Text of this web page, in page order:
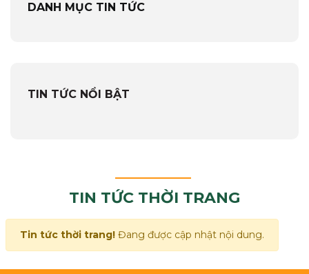
DANH MỤC TIN TỨC
TIN TỨC NỔI BẬT
TIN TỨC THỜI TRANG
Tin tức thời trang!Đang được cập nhật nội dung.